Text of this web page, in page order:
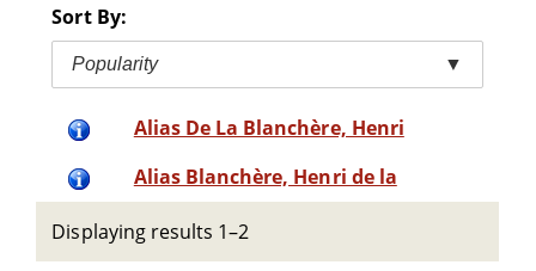
Sort By:
Popularity ▼
Alias De La Blanchère, Henri
Alias Blanchère, Henri de la
Displaying results 1–2